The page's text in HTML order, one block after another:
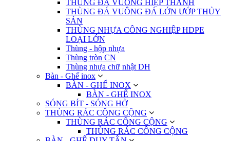
THÙNG ĐÁ VUÔNG HIỆP THÀNH
THÙNG ĐÁ VUÔNG ĐÁ LỚN ƯỚP THỦY
SẢN
THÙNG NHỰA CÔNG NGHIỆP HDPE
LOẠI LỚN
Thùng - hộp nhựa
Thùng tròn CN
Thùng nhựa chữ nhật DH
Bàn - Ghế inox
BÀN - GHẾ INOX
BÀN - GHẾ INOX
SÓNG BÍT - SÓNG HỞ
THÙNG RÁC CÔNG CỘNG
THÙNG RÁC CÔNG CỘNG
THÙNG RÁC CÔNG CỘNG